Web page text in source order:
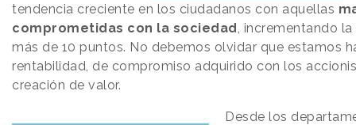
tendencia creciente en los ciudadanos con aquellas
comprometidas con la sociedad , incrementando
más de 10 puntos. No debemos olvidar que estamos
rentabilidad, de compromiso adquirido con los
creación de valor.
Desde los